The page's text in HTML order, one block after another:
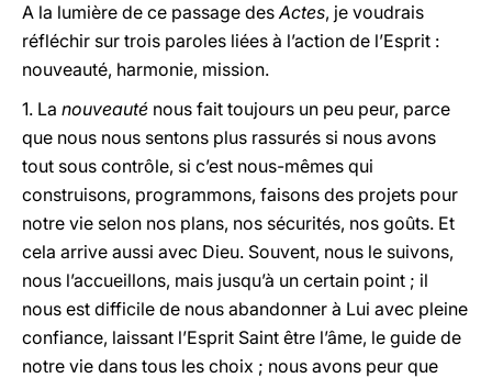
A la lumière de ce passage desActes, je voudrais
réfléchir sur trois paroles liées à l’action de l’Esprit :
nouveauté, harmonie, mission.
1. La nouveauté nous fait toujours un peu peur, parce
que nous nous sentons plus rassurés si nous avons
tout sous contrôle, si c’est nous-mêmes qui
construisons, programmons, faisons des projets pour
notre vie selon nos plans, nos sécurités, nos goûts. Et
cela arrive aussi avec Dieu. Souvent, nous le suivons,
nous l’accueillons, mais jusqu’à un certain point ; il
nous est difficile de nous abandonner à Lui avec pleine
confiance, laissant l’Esprit Saint être l’âme, le guide de
notre vie dans tous les choix ; nous avons peur que